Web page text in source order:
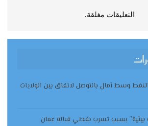
التعليقات مغلقة.
وسط آمال بالتوصل لاتفاق بين الولايات
بيئية” بسبب تسرب نفطي قبالة عمان